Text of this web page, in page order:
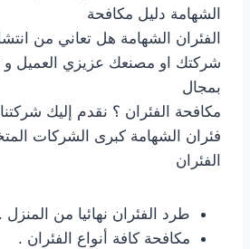
الشهامة دليل مكافحة
الفئران الشهامة هل تعاني من
شركتك او مصنعك عزيزي العميل و
بمجال
مكافحة الفئران ؟ نقدم إليك
فئران الشهامة كبرى الشركات
الفئران
طرد الفئران نهائيا من المنزل .
مكافحة كافة أنواع الفئران .